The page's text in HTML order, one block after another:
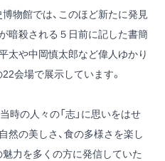
物館では、このほど新たに発見
暗殺される５日前に記した書簡
太や中岡慎太郎など偉人ゆかり
会場で展示しています。
時の人々の「志」に思いをはせ
然の美しさ、食の多様さを楽し
力を多くの方に発信していた